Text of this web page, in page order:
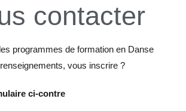
contacter
programmes de formation en Danse
vous inscrire ?
ci-contre